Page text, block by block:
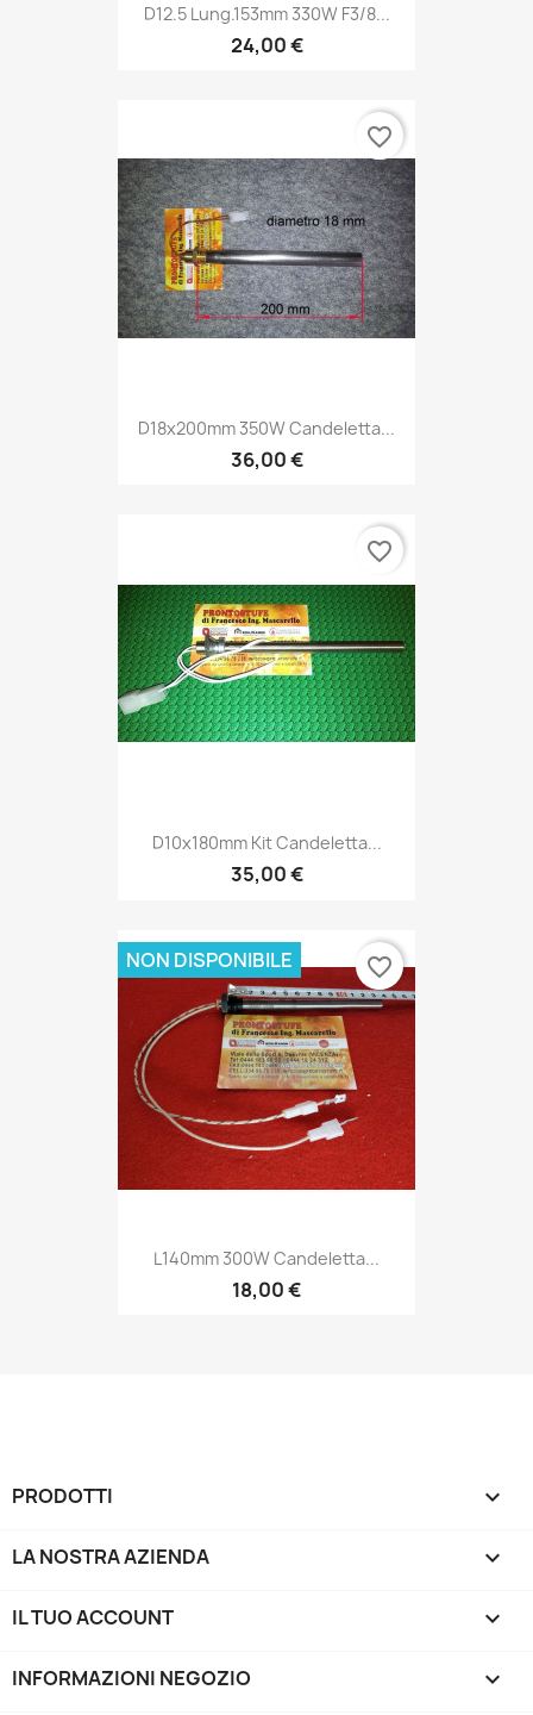
D12.5 Lung.153mm 330W F3/8...
24,00 €
D18x200mm 350W Candeletta...
36,00 €
favorite_border
D10x180mm Kit Candeletta...
35,00 €
favorite_border
L140mm 300W Candeletta...
18,00 €
NON DISPONIBILE favorite_border
PRODOTTI 
LA NOSTRA AZIENDA 
IL TUO ACCOUNT 
INFORMAZIONI NEGOZIO keyboard_arrow_down